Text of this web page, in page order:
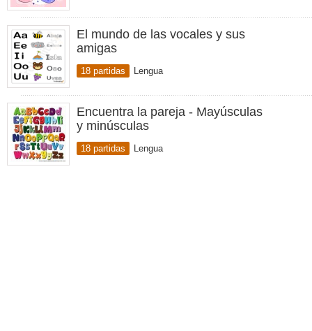
El mundo de las vocales y sus
amigas
18 partidas Lengua
Encuentra la pareja - Mayúsculas
y minúsculas
18 partidas Lengua